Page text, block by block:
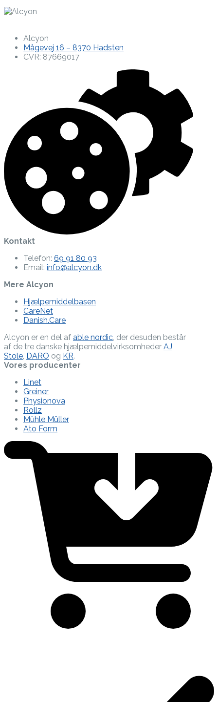
Alcyon
Mågevej 16 – 8370 Hadsten
CVR: 87669017
Kontakt
Telefon: 69 91 80 93
Email: info@alcyon.dk
Mere Alcyon
Hjælpemiddelbasen
CareNet
Danish.Care
Alcyon er en del af able nordic , der desuden består
af de tre danske hjælpe­middel­virksomheder AJ
Stole DARO og KR.
Vores producenter
Linet
Greiner
Physionova
Rollz
Mühle Müller
Ato Form